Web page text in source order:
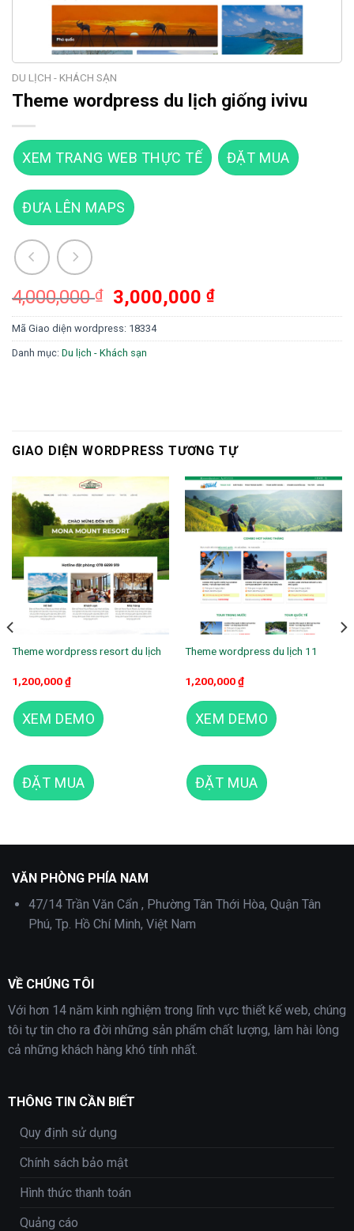
DU LỊCH - KHÁCH SẠN
Theme wordpress du lịch giống ivivu
XEM TRANG WEB THỰC TẾ ĐẶT MUA
ĐƯA LÊN MAPS
4,000,000₫
Giá
gốc
là:
4,000,000 ₫.
3,000,000₫Giá
hiện
Mã Giao diện wordpress: 18334
Danh mục: Du lịch - Khách sạn
GIAO DIỆN WORDPRESS TƯƠNG TỰ
Theme wordpress resort du lịch
1,200,000₫
XEM DEMO
ĐẶT MUA
Theme wordpress du lịch 11
1,200,000₫
XEM DEMO
ĐẶT MUA
Theme wordpress du lịch giống ivivu
VĂN PHÒNG PHÍA NAM
47/14 Trần Văn Cẩn , Phường Tân Thới Hòa, Quận Tân
Phú, Tp. Hồ Chí Minh, Việt Nam
VỀ CHÚNG TÔI
Với hơn 14 năm kinh nghiệm trong lĩnh vực thiết kế web, chúng
tôi tự tin cho ra đời những sản phẩm chất lượng, làm hài lòng
cả những khách hàng khó tính nhất.
THÔNG TIN CẦN BIẾT
Quy định sử dụng
Chính sách bảo mật
Hình thức thanh toán
Quảng cáo